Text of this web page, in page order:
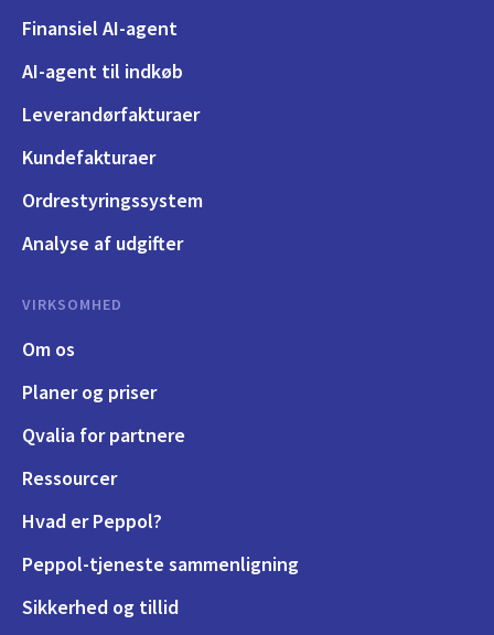
Finansiel AI-agent
AI-agent til indkøb
Leverandørfakturaer
Kundefakturaer
Ordrestyringssystem
Analyse af udgifter
VIRKSOMHED
Om os
Planer og priser
Qvalia for partnere
Ressourcer
Hvad er Peppol?
Peppol-tjeneste sammenligning
Sikkerhed og tillid